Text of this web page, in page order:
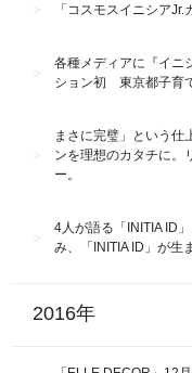
「コスモスイニシア
各種メディアに『イニ
ション初 東京都子育
まさに完璧」という仕
ンを理想のカタチに。
ー。
4人が語る「INITIA ID
み、「INITIA ID」が生
2016年